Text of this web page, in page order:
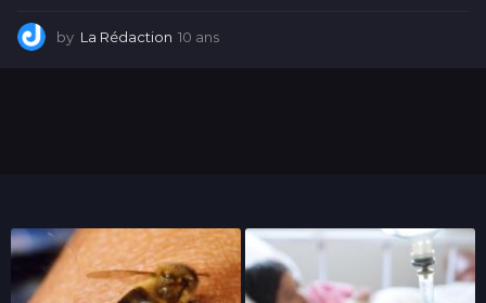
by La Rédaction 10 ans